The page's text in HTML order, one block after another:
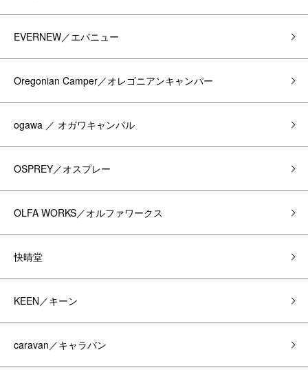
EVERNEW／エバニュー
Oregonian Camper／オレゴニアンキャンパー
ogawa ／ オガワキャンパル
OSPREY／オスプレー
OLFA WORKS／オルファワークス
快晴堂
KEEN／キーン
caravan／キャラバン